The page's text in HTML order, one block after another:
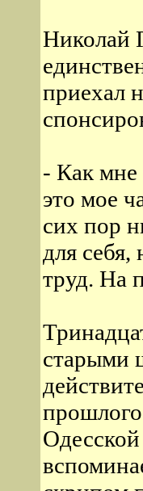
Николай
приехал
- Как мне
это мое
сих пор
для
труд. На
старыми